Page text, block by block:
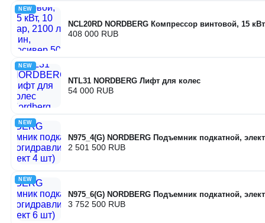
NEW
NCL20RD NORDBERG Компрессор винтовой, 15
408 000 RUB
NEW
NTL31 NORDBERG Лифт для колес
54 000 RUB
NEW
N975_4(G) NORDBERG Подъемник подкатной,
2 501 500 RUB
NEW
N975_6(G) NORDBERG Подъемник подкатной,
3 752 500 RUB